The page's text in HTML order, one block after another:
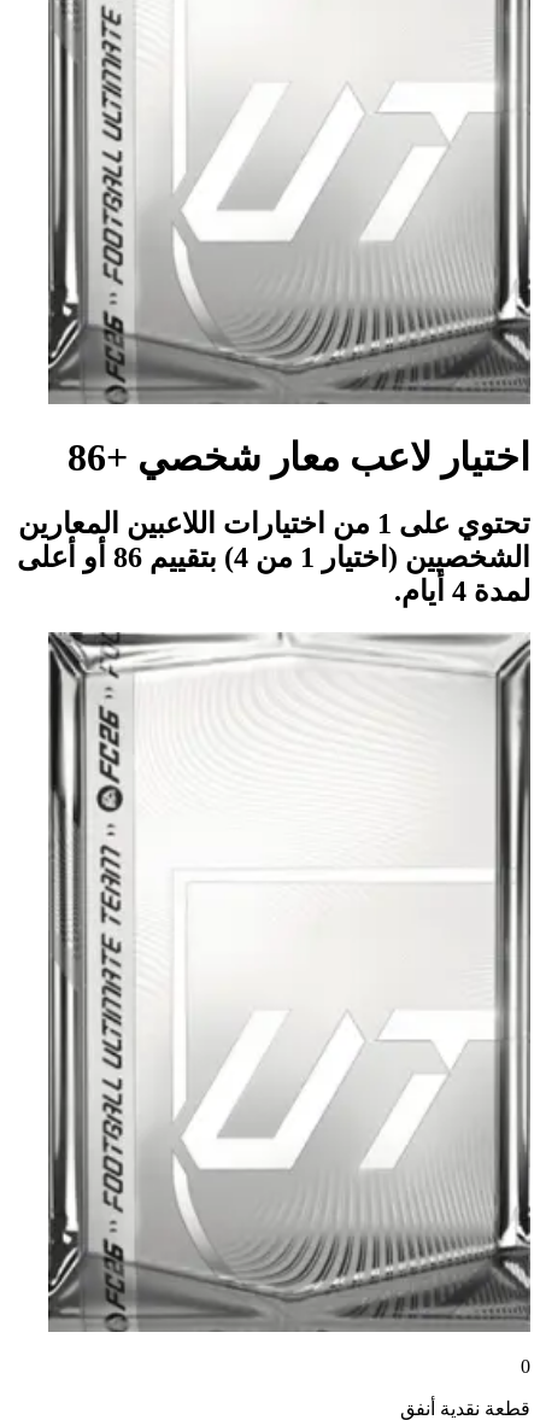
اختيار لاعب معار شخصي +86
تحتوي على 1 من اختيارات اللاعبين المعارين
الشخصيين (اختيار 1 من 4) بتقييم 86 أو أعلى
لمدة 4 أيام.
0
قطعة نقدية أنفق